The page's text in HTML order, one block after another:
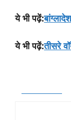
ये भी पढ़ें:
ये भी पढ़ें:तीसरे